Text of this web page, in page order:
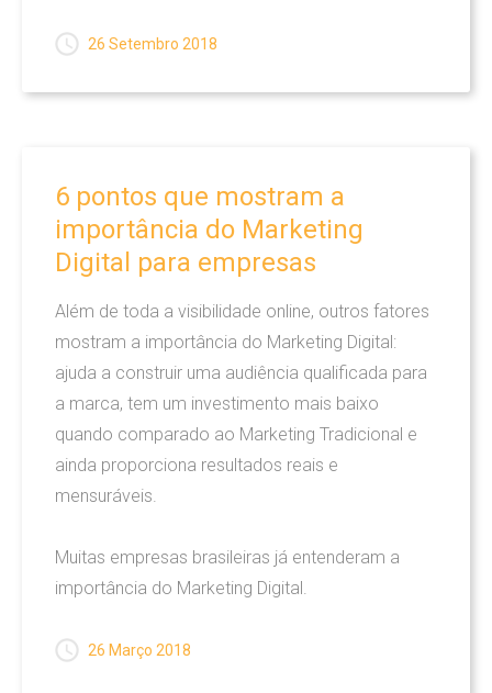
inovadoras nas áreas de Web, Propaganda,
enfoque no resultado para nossos clientes.
Cartão Virtual Interativo
Soluções
Audiovisual
Publicidade
Mapa Do Site
26 Setembro 2018
6 pontos que mostram a
importância do Marketing
Digital para empresas
Além de toda a visibilidade online, outros fatores
mostram a importância do Marketing Digital:
ajuda a construir uma audiência qualificada para
a marca, tem um investimento mais baixo
quando comparado ao Marketing Tradicional e
ainda proporciona resultados reais e
mensuráveis.
Muitas empresas brasileiras já entenderam a
importância do Marketing Digital.
26 Março 2018